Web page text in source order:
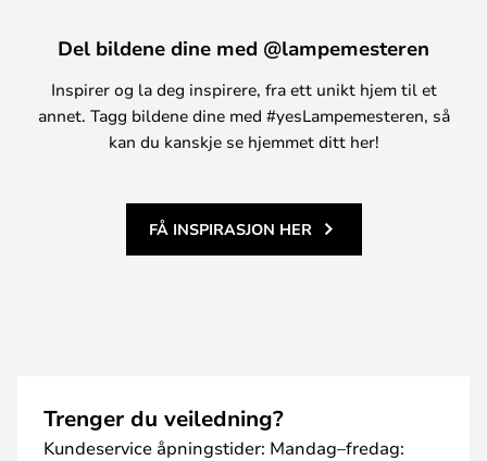
Del bildene dine med @lampemesteren
Inspirer og la deg inspirere, fra ett unikt hjem til et
annet. Tagg bildene dine med #yesLampemesteren, så
kan du kanskje se hjemmet ditt her!
FÅ INSPIRASJON HER
Trenger du veiledning?
Kundeservice åpningstider: Mandag–fredag: